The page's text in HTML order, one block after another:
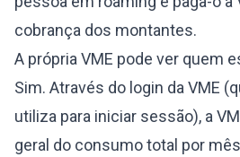
cobrança dos montantes.
A própria VME pode ver quem
Sim. Através do login da VME
utiliza para iniciar sessão), a
geral do consumo total por